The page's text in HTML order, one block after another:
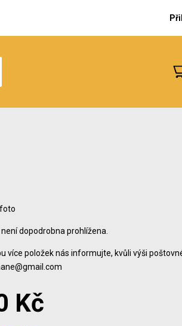
dopodrobna prohlížena.
více položek nás informujte, kvůli výši
Kč